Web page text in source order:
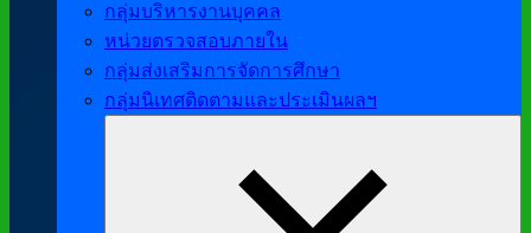
กลุ่มบริหารงานบุคคล
หน่วยตรวจสอบภายใน
กลุ่มส่งเสริมการจัดการศึกษา
กลุ่มนิเทศติดตามและประเมินผลฯ